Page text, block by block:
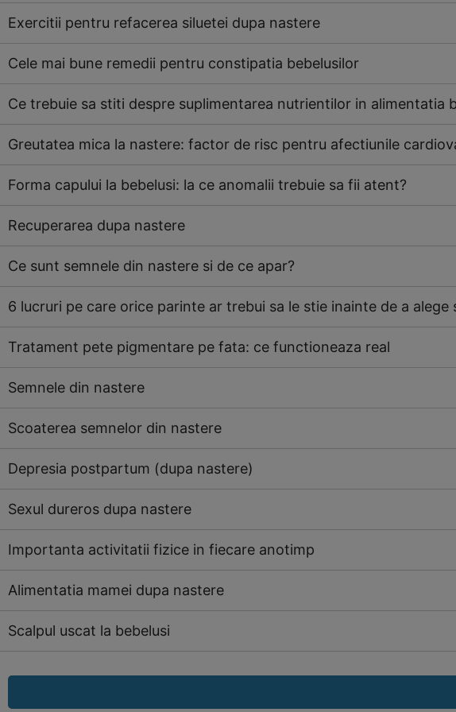
Exercitii pentru refacerea siluetei dupa nastere
Cele mai bune remedii pentru constipatia bebelusilor
Ce trebuie sa stiti despre suplimentarea nutrientilor in alimentatia
Greutatea mica la nastere: factor de risc pentru afectiunile
Forma capului la bebelusi: la ce anomalii trebuie sa fii atent?
Recuperarea dupa nastere
Ce sunt semnele din nastere si de ce apar?
6 lucruri pe care orice parinte ar trebui sa le stie inainte de a alege
Tratament pete pigmentare pe fata: ce functioneaza real
Semnele din nastere
Scoaterea semnelor din nastere
Depresia postpartum (dupa nastere)
Sexul dureros dupa nastere
Importanta activitatii fizice in fiecare anotimp
Alimentatia mamei dupa nastere
Scalpul uscat la bebelusi